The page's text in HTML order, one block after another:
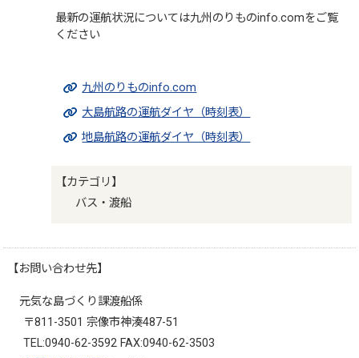
最新の運航状況については九州のりものinfo.comをご覧
ください
九州のりものinfo.com
大島航路の運航ダイヤ（時刻表）
地島航路の運航ダイヤ（時刻表）
【カテゴリ】
バス・渡船
【お問い合わせ先】
元気な島づくり課渡船係
〒811-3501 宗像市神湊487-51
TEL:0940-62-3592 FAX:0940-62-3503